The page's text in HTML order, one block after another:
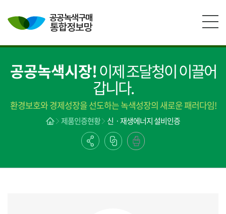
공공녹색시장!이제 조달청이 이끌어
갑니다.
환경보호와 경제성장을 선도하는 녹색성장의 새로운 패러다임!
제품인증현황 신ㆍ재생에너지 설비인증